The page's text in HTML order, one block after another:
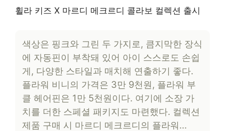
휠라 키즈 X 마르디 메크르디 콜라보 컬렉션 출시
색상은 핑크와 그린 두 가지로, 큼지막한 장식
에 자동핀이 부착돼 있어 아이 스스로도 손쉽
게, 다양한 스타일과 매치해 연출하기 좋다.
플라워 비니의 가격은 3만 9천원, 플라워 부
클 헤어핀은 1만 5천원이다. 여기에 소장 가
치를 더한 스페셜 패키지도 마련했다. 컬렉션
제품 구매 시 마르디 메크르디의 플라워…